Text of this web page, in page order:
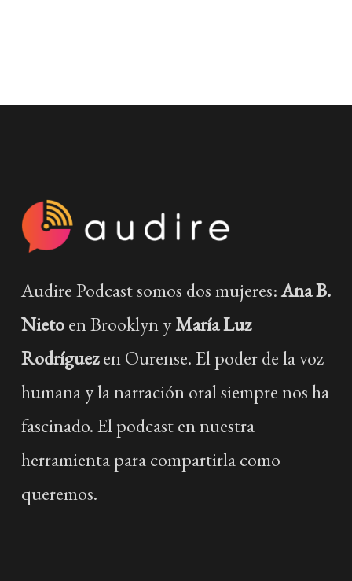
Audire Podcast somos dos mujeres:Ana B.
Nietoen Brooklyn yMaría Luz
Rodríguezen Ourense. El poder de la voz
humana y la narración oral siempre nos ha
fascinado. El podcast en nuestra
herramienta para compartirla como
queremos.